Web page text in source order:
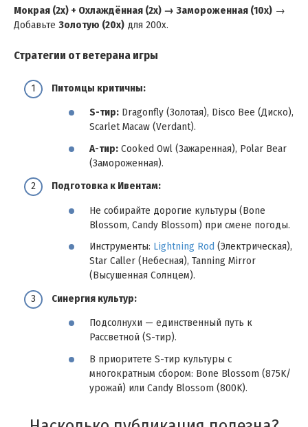
Мокрая (2x) + Охлаждённая (2x) → Замороженная (10x) →
Добавьте Золотую (20x) для 200x.
Стратегии от ветерана игры
Питомцы критичны:
S-тир: Dragonfly (Золотая), Disco Bee (Диско),
Scarlet Macaw (Verdant).
A-тир: Cooked Owl (Зажаренная), Polar Bear
(Замороженная).
Подготовка к Ивентам:
Не собирайте дорогие культуры (Bone
Blossom, Candy Blossom) при смене погоды.
Инструменты: Lightning Rod (Электрическая),
Star Caller (Небесная), Tanning Mirror
(Высушенная Солнцем).
Синергия культур:
Подсолнухи — единственный путь к
Рассветной (S-тир).
В приоритете S-тир культуры с
многократным сбором: Bone Blossom (875K/
урожай) или Candy Blossom (800K).